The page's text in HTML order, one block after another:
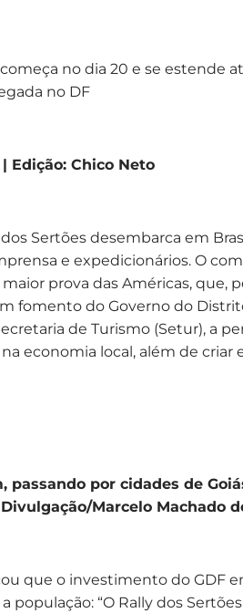
no dia 20 e se estende
no DF
Edição: Chico Neto
Sertões desembarca em
e expedicionários. O
prova das Américas, que,
fomento do Governo do
de Turismo (Setur), a
economia local, além de
por cidades de
Marcelo Machado
que o investimento do GDF
“O Rally dos